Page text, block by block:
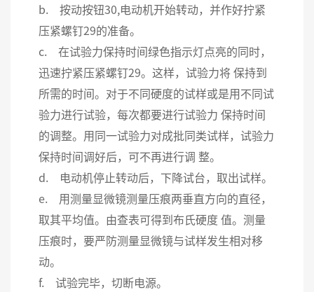
b. 按动按钮30,电动机开始转动，并作好拧紧
压紧螺钉29的准备。
c. 在试验力保持时间绿色指示灯点亮的同时，
迅速拧紧压紧螺钉29。这样，试验力将 保持到
所需的时间。对于不同硬度的试样或是用不同试
验力进行试验，每次都要进行试验力 保持时间
的调整。用同一试验力对成批同类试样，试验力
保持时间调好后，可不再进行调 整。
d. 电动机停止转动后，下降试台，取出试样。
e. 用测量显微镜测量压痕两垂直方向的直径，
取其平均值。由查表可得到布氏硬度 值。测量
压痕时，要严防测量显微镜与试样发生相对移
动。
f. 试验完毕，切断电源。